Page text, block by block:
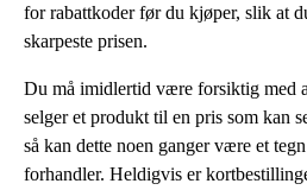
for rabattkoder før du kjøper, slik at
skarpeste prisen.
Du må imidlertid være forsiktig med
selger et produkt til en pris som kan
så kan dette noen ganger være et
forhandler. Heldigvis er